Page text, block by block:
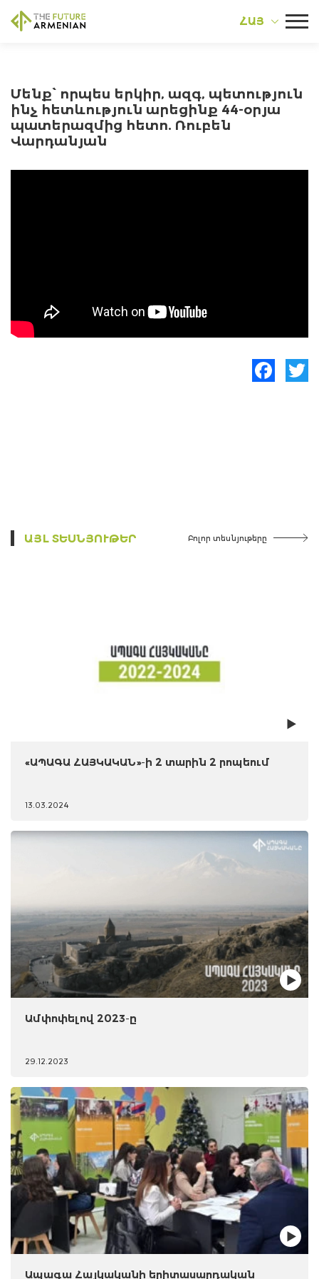
ՀԱՅ
Մենք՝ որպես երկիր, ազգ, պետություն
ինչ հետևություն արեցինք 44-օրյա
պատերազմից հետո. Ռուբեն
Վարդանյան
ԱՅԼ ՏԵՍՆՅՈՒԹԵՐ Բոլոր տեսնյութերը
«ԱՊԱԳԱ ՀԱՅԿԱԿԱՆ»-ի 2 տարին 2 րոպեում
13.03.2024
Ամփոփելով 2023-ը
29.12.2023
Ապագա Հայկականի երիտասարդական